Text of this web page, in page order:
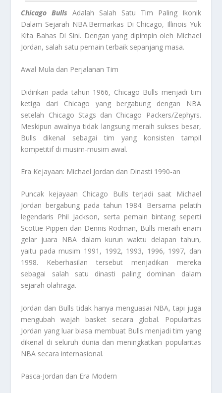
Chicago Bulls Adalah Salah Satu Tim Paling Ikonik
Dalam Sejarah NBA.Bermarkas Di Chicago, Illinois Yuk
Kita Bahas Di Sini. Dengan yang dipimpin oleh Michael
Jordan, salah satu pemain terbaik sepanjang masa.
Awal Mula dan Perjalanan Tim
Didirikan pada tahun 1966, Chicago Bulls menjadi tim
ketiga dari Chicago yang bergabung dengan NBA
setelah Chicago Stags dan Chicago Packers/Zephyrs.
Meskipun awalnya tidak langsung meraih sukses besar,
Bulls dikenal sebagai tim yang konsisten tampil
kompetitif di musim-musim awal.
Era Kejayaan: Michael Jordan dan Dinasti 1990-an
Puncak kejayaan Chicago Bulls terjadi saat Michael
Jordan bergabung pada tahun 1984. Bersama pelatih
legendaris Phil Jackson, serta pemain bintang seperti
Scottie Pippen dan Dennis Rodman, Bulls meraih enam
gelar juara NBA dalam kurun waktu delapan tahun,
yaitu pada musim 1991, 1992, 1993, 1996, 1997, dan
1998. Keberhasilan tersebut menjadikan mereka
sebagai salah satu dinasti paling dominan dalam
sejarah olahraga.
Jordan dan Bulls tidak hanya menguasai NBA, tapi juga
mengubah wajah basket secara global. Popularitas
Jordan yang luar biasa membuat Bulls menjadi tim yang
dikenal di seluruh dunia dan meningkatkan popularitas
NBA secara internasional.
Pasca-Jordan dan Era Modern